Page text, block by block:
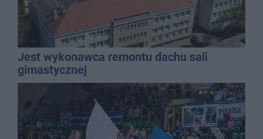
Jest wykonawca remontu dachu sali
gimastycznej